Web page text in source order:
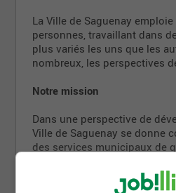
La Ville de Saguenay
personnes, travaillant dans
plus variés les uns que les
nombreux, les perspectives
Notre mission
Dans une perspective de
Ville de Saguenay se donne
des services municipaux de
territoire. Pour ce faire, la Ville: